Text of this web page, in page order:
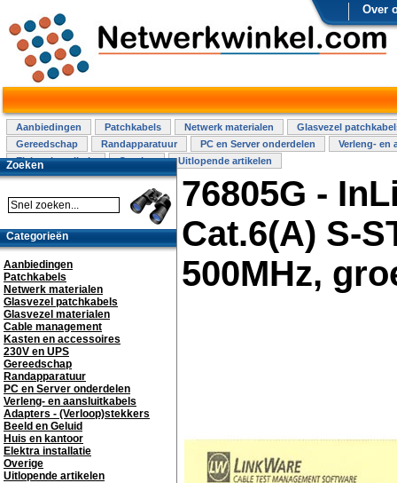
Over
Aanbiedingen Patchkabels Netwerk materialen
Glasvezel
Gereedschap
Randapparatuur PC en Server onderdelen
Verleng- en
Elektra installatie
Overige Uitlopende artikelen
76805G -
Cat.6(A) S-
500MHz,
Zoeken
Categorieën
Aanbiedingen
Patchkabels
Netwerk materialen
Glasvezel patchkabels
Glasvezel materialen
Cable management
Kasten en accessoires
230V en UPS
Gereedschap
Randapparatuur
PC en Server onderdelen
Verleng- en aansluitkabels
Adapters - (Verloop)stekkers
Beeld en Geluid
Huis en kantoor
Elektra installatie
Overige
Uitlopende artikelen